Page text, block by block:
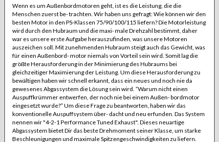
Wenn es um Außenbordmotoren geht, ist es die Leistung, die die
Menschen zuerst be- trachten. Wir haben uns gefragt: Wie können wir den
besten Motor in den PS-Klassen 75/90/100/115 liefern? Die Motorleistung
wird durch den Hubraum und die maxi- male Drehzahl bestimmt, daher
war es unsere erste Aufgabe herauszufinden, was unsere Motoren
auszeichen soll. Mit zunehmenden Hubraum steigt auch das Gewicht, was
für einen Außenbord- motor niemals von Vorteil sein wird. Somit lag die
größte Herausforderung in der Minimierung des Hubraums bei
gleichzeitiger Maximierung der Leistung. Um diese Herausforderung zu
bewältigen haben wir schnell erkannt, dass ein neues und noch nie da
gewesenes Abgassystem die Lösung sein wird. “Warum nicht einen
Auspuffkrümmer entwerfen, der noch nie bei einem Außen- bordmotor
eingesetzt wurde?” Um diese Frage zu beantworten, haben wir das
konventionelle Auspuffsystem über- dacht und neu erfunden. Das System
nennen wir "4-2-1 Performance Tuned Exhaust". Dieses neuartige
Abgassystem bietet Dir das beste Drehmoment seiner Klasse, um starke
Beschleunigungen und maximale Spitzengeschwindigkeiten zu liefern.